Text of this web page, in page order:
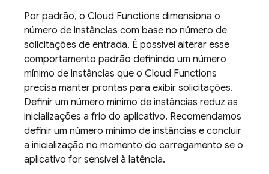
Por padrão, o Cloud Functions dimensiona o
número de instâncias com base no número de
solicitações de entrada. É possível alterar esse
comportamento padrão definindo um número
mínimo de instâncias que o Cloud Functions
precisa manter prontas para exibir solicitações.
Definir um número mínimo de instâncias reduz as
inicializações a frio do aplicativo. Recomendamos
definir um número mínimo de instâncias e concluir
a inicialização no momento do carregamento se o
aplicativo for sensível à latência.